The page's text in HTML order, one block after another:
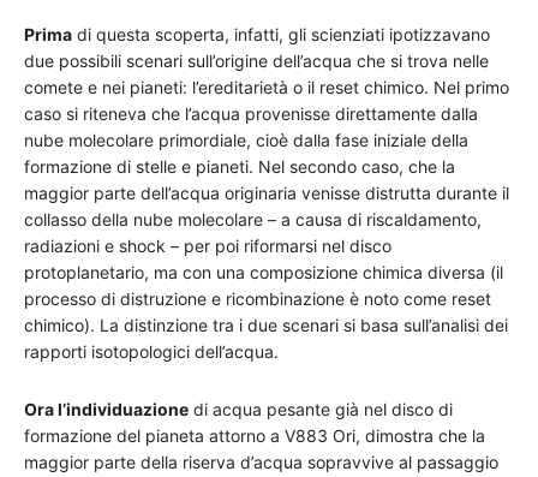
Prima di questa scoperta, infatti, gli scienziati ipotizzavano
due possibili scenari sull’origine dell’acqua che si trova nelle
comete e nei pianeti: l’ereditarietà o il reset chimico. Nel primo
caso si riteneva che l’acqua provenisse direttamente dalla
nube molecolare primordiale, cioè dalla fase iniziale della
formazione di stelle e pianeti. Nel secondo caso, che la
maggior parte dell’acqua originaria venisse distrutta durante il
collasso della nube molecolare – a causa di riscaldamento,
radiazioni e shock – per poi riformarsi nel disco
protoplanetario, ma con una composizione chimica diversa (il
processo di distruzione e ricombinazione è noto come reset
chimico). La distinzione tra i due scenari si basa sull’analisi dei
rapporti isotopologici dell’acqua.
Ora l’individuazione di acqua pesante già nel disco di
formazione del pianeta attorno a V883 Ori, dimostra che la
maggior parte della riserva d’acqua sopravvive al passaggio